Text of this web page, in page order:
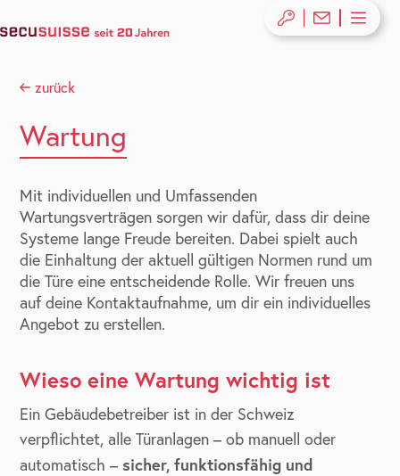
zurück
Wartung
Mit individuellen und Umfassenden
Wartungsverträgen sorgen wir dafür, dass dir deine
Systeme lange Freude bereiten. Dabei spielt auch
die Einhaltung der aktuell gültigen Normen rund um
die Türe eine entscheidende Rolle. Wir freuen uns
auf deine Kontaktaufnahme, um dir ein individuelles
Angebot zu erstellen.
Wieso eine Wartung wichtig ist
Ein Gebäudebetreiber ist in der Schweiz
verpflichtet, alle Türanlagen – ob manuell oder
automatisch –sicher, funktionsfähig und